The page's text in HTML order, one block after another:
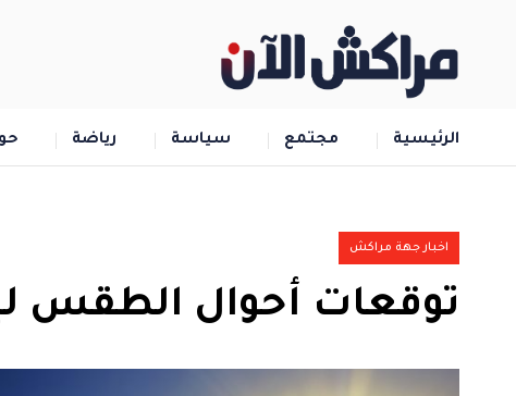
الرئيسية مجتمع سياسة رياضة
اخبار جهة مراكش
توقعات أحوال الطقس